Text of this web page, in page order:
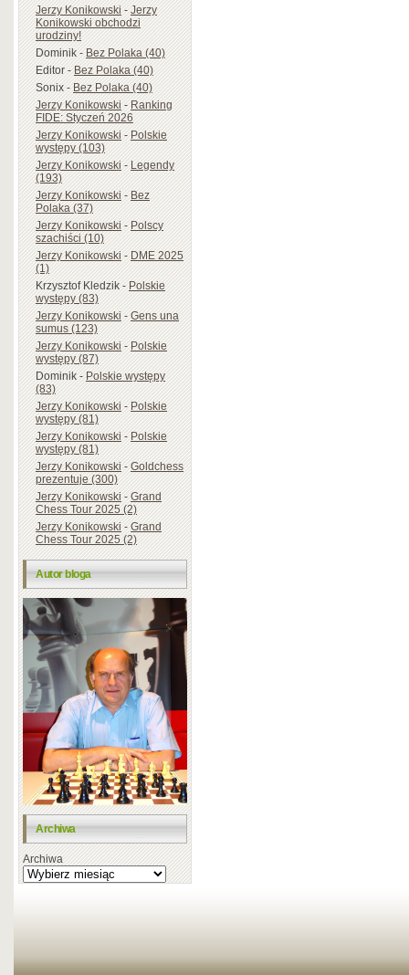
Jerzy Konikowski-Jerzy
Konikowski obchodzi
urodziny!
Dominik-Bez Polaka (40)
Editor-Bez Polaka (40)
Sonix-Bez Polaka (40)
Jerzy Konikowski-Ranking
FIDE: Styczeń 2026
Jerzy Konikowski-Polskie
występy (103)
Jerzy Konikowski-Legendy
(193)
Jerzy Konikowski-Bez
Polaka (37)
Jerzy Konikowski-Polscy
szachiści (10)
Jerzy Konikowski-DME 2025
(1)
Krzysztof Kledzik-Polskie
występy (83)
Jerzy Konikowski-Gens una
sumus (123)
Jerzy Konikowski-Polskie
występy (87)
Dominik-Polskie występy
(83)
Jerzy Konikowski-Polskie
występy (81)
Jerzy Konikowski-Polskie
występy (81)
Jerzy Konikowski-Goldchess
prezentuje (300)
Jerzy Konikowski-Grand
Chess Tour 2025 (2)
Jerzy Konikowski-Grand
Chess Tour 2025 (2)
Autor bloga
Archiwa
Archiwa